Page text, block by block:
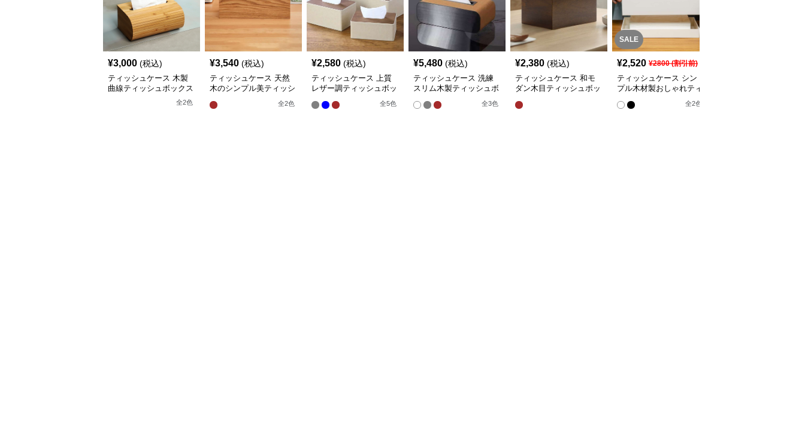
¥3,000 (税込)
ティッシュケース 木製
曲線ティッシュボックス
全2色
¥3,540 (税込)
ティッシュケース 天然
木のシンプル美ティッシ
全2色
¥2,580 (税込)
ティッシュケース 上質
レザー調ティッシュボッ
全5色
¥5,480 (税込)
ティッシュケース 洗練
スリム木製ティッシュボ
全3色
¥2,380 (税込)
ティッシュケース 和モ
ダン木目ティッシュボッ
SALE
¥2,520 ¥2800(割引前)
ティッシュケース シン
プル木材製おしゃれティ
全2色